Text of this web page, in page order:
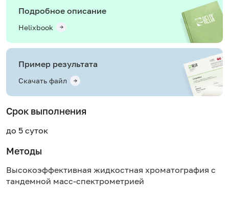
Подробное описание
Helixbook
Пример результата
Скачать файл
Срок выполнения
до 5 суток
Методы
Высокоэффективная жидкостная хроматография с
тандемной масс-спектрометрией